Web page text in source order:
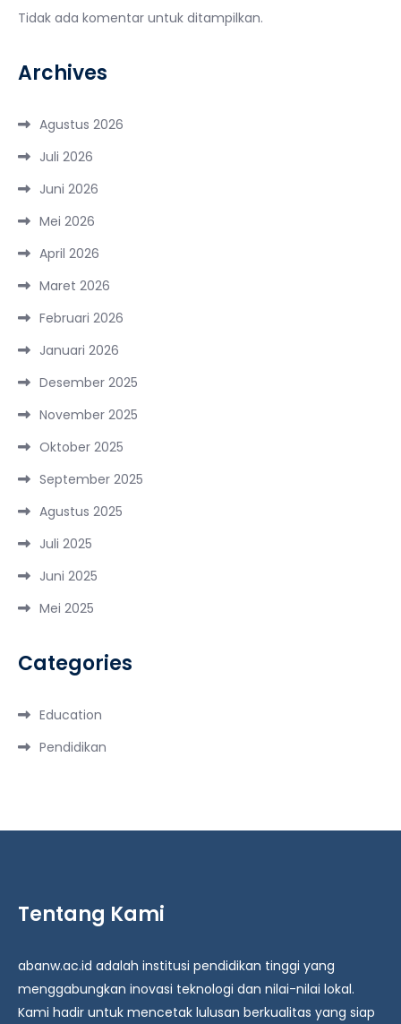
Tidak ada komentar untuk ditampilkan.
Archives
Agustus 2026
Juli 2026
Juni 2026
Mei 2026
April 2026
Maret 2026
Februari 2026
Januari 2026
Desember 2025
November 2025
Oktober 2025
September 2025
Agustus 2025
Juli 2025
Juni 2025
Mei 2025
Categories
Education
Pendidikan
Tentang Kami
abanw.ac.id adalah institusi pendidikan tinggi yang
menggabungkan inovasi teknologi dan nilai-nilai lokal.
Kami hadir untuk mencetak lulusan berkualitas yang siap